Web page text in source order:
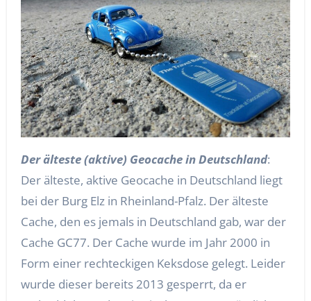
Der älteste (aktive) Geocache in Deutschland:
Der älteste, aktive Geocache in Deutschland liegt
bei der Burg Elz in Rheinland-Pfalz. Der älteste
Cache, den es jemals in Deutschland gab, war der
Cache GC77. Der Cache wurde im Jahr 2000 in
Form einer rechteckigen Keksdose gelegt. Leider
wurde dieser bereits 2013 gesperrt, da er